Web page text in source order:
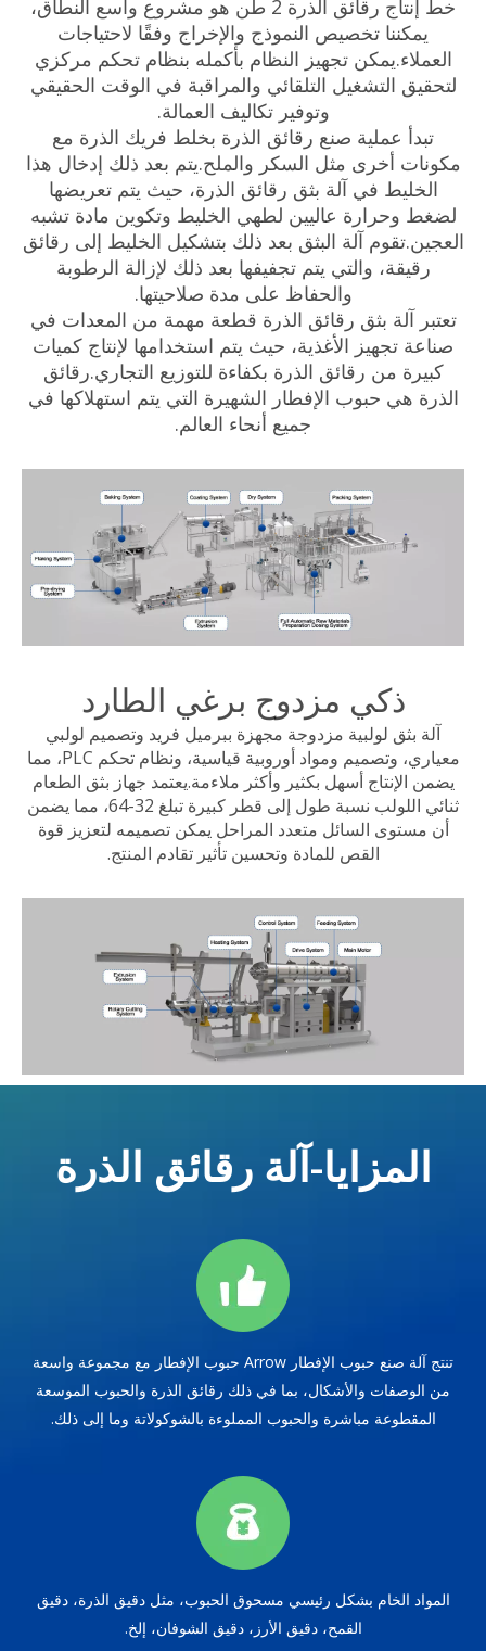
خط إنتاج رقائق الذرة 2 طن هو مشروع واسع النطاق،
يمكننا تخصيص النموذج والإخراج وفقًا لاحتياجات
العملاء.يمكن تجهيز النظام بأكمله بنظام تحكم مركزي
لتحقيق التشغيل التلقائي والمراقبة في الوقت الحقيقي
وتوفير تكاليف العمالة.
تبدأ عملية صنع رقائق الذرة بخلط فريك الذرة مع
مكونات أخرى مثل السكر والملح.يتم بعد ذلك إدخال هذا
الخليط في آلة بثق رقائق الذرة، حيث يتم تعريضها
لضغط وحرارة عاليين لطهي الخليط وتكوين مادة تشبه
العجين.تقوم آلة البثق بعد ذلك بتشكيل الخليط إلى رقائق
رقيقة، والتي يتم تجفيفها بعد ذلك لإزالة الرطوبة
والحفاظ على مدة صلاحيتها.
تعتبر آلة بثق رقائق الذرة قطعة مهمة من المعدات في
صناعة تجهيز الأغذية، حيث يتم استخدامها لإنتاج كميات
كبيرة من رقائق الذرة بكفاءة للتوزيع التجاري.رقائق
الذرة هي حبوب الإفطار الشهيرة التي يتم استهلاكها في
جميع أنحاء العالم.
ذكي مزدوج برغي الطارد
آلة بثق لولبية مزدوجة مجهزة ببرميل فريد وتصميم لولبي
معياري، وتصميم ومواد أوروبية قياسية، ونظام تحكم PLC، مما
يضمن الإنتاج أسهل بكثير وأكثر ملاءمة.يعتمد جهاز بثق الطعام
ثنائي اللولب نسبة طول إلى قطر كبيرة تبلغ 32-64، مما يضمن
أن مستوى السائل متعدد المراحل يمكن تصميمه لتعزيز قوة
القص للمادة وتحسين تأثير تقادم المنتج.
المزايا-آلة رقائق الذرة
تنتج آلة صنع حبوب الإفطار Arrow حبوب الإفطار مع مجموعة واسعة
من الوصفات والأشكال، بما في ذلك رقائق الذرة والحبوب الموسعة
المقطوعة مباشرة والحبوب المملوءة بالشوكولاتة وما إلى ذلك.
المواد الخام بشكل رئيسي مسحوق الحبوب، مثل دقيق الذرة، دقيق
القمح، دقيق الأرز، دقيق الشوفان، إلخ.